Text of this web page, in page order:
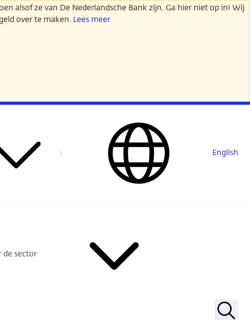
alsof ze van De Nederlandsche Bank zijn. Ga hier niet op in! Wij
over te maken. Lees meer
English
de sector
Zoek